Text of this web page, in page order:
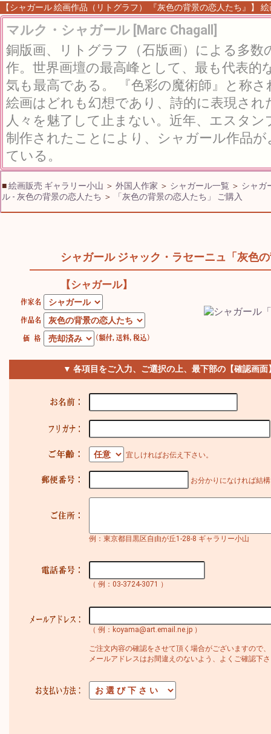
【シャガール 絵画作品（リトグラフ） 『灰色の背景の恋人たち』】
マルク・シャガール [Marc Chagall]
銅版画、リトグラフ（石版画）による多数
作。世界画壇の最高峰として、最も代表的
気も最高である。 『色彩の魔術師』と称
絵画はどれも幻想であり、詩的に表現され
人々を魅了して止まない。近年、エスタン
制作されたことにより、シャガール作品
ている。
■絵画販売 ギャラリー小山 ＞ 外国人作家 ＞ シャガール一覧 ＞ シャガ
ル - 灰色の背景の恋人たち ＞ 「灰色の背景の恋人たち」 ご購入
シャガール ジャック・ラセーニュ「灰色
【シャガール】
▼ 各項目をご入力、ご選択の上、最下部の【確認画
宜しければお伝え下さい。
お分かりになければ結
例：東京都目黒区自由が丘1-28-8 ギャラリー小山
（ 例：03-3724-3071 ）
（ 例：koyama@art.email.ne.jp ）
ご注文内容の確認をさせて頂く場合がございますので、
メールアドレスはお間違えのないよう、よくご確認下